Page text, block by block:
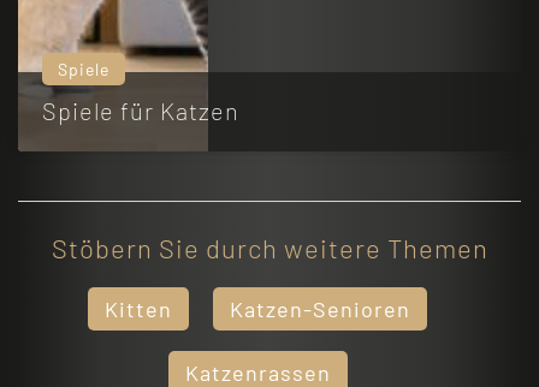
Spiele
Spiele für Katzen
Stöbern Sie durch weitere Themen
Kitten Katzen-Senioren
Katzenrassen